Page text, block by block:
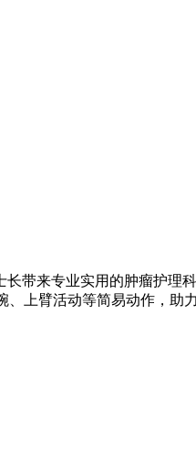
带来专业实用的肿瘤护理
上臂活动等简易动作，助